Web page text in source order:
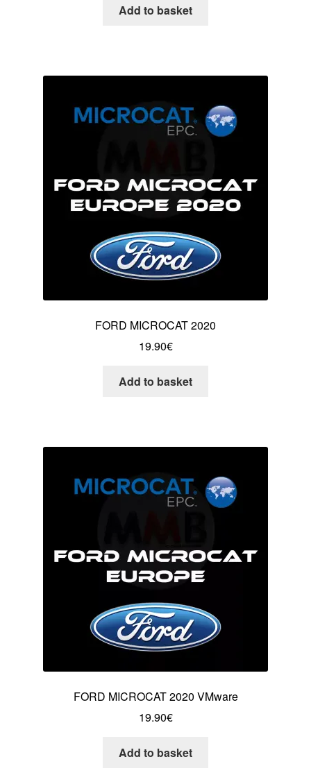
Add to basket
FORD MICROCAT 2020
19.90€
Add to basket
FORD MICROCAT 2020 VMware
19.90€
Add to basket